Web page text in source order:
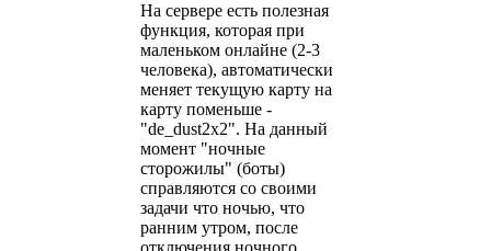
На сервере есть полезная
функция, которая при
маленьком онлайне (2-3
человека), автоматически
меняет текущую карту на
карту поменьше -
"de_dust2x2". На данный
момент "ночные
сторожилы" (боты)
справляются со своими
задачи что ночью, что
ранним утром, после